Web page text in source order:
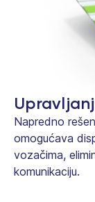
Napredno
omogućava
vozačima,
komunikaciju.